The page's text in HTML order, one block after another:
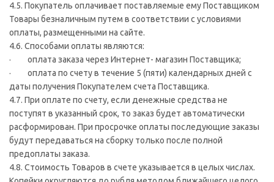
4.5. Покупатель оплачивает поставляемые ему Поставщиком
Товары безналичным путем в соответствии с условиями
оплаты, размещенными на сайте.
4.6. Способами оплаты являются:
· оплата заказа через Интернет- магазин Поставщика;
· оплата по счету в течение 5 (пяти) календарных дней с
даты получения Покупателем счета Поставщика.
4.7. При оплате по счету, если денежные средства не
поступят в указанный срок, то заказ будет автоматически
расформирован. При просрочке оплаты последующие заказы
будут передаваться на сборку только после полной
предоплаты заказа.
4.8. Стоимость Товаров в счете указывается в целых числах.